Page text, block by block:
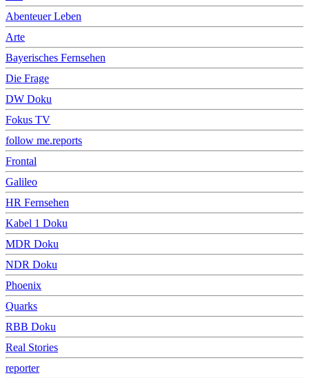
Abenteuer Leben
Arte
Bayerisches Fernsehen
Die Frage
DW Doku
Fokus TV
follow me.reports
Frontal
Galileo
HR Fernsehen
Kabel 1 Doku
MDR Doku
NDR Doku
Phoenix
Quarks
RBB Doku
Real Stories
reporter